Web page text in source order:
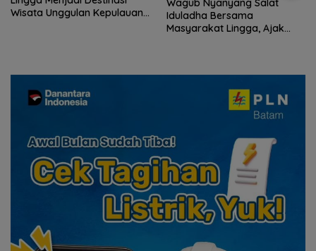
Wisata Unggulan Kepulauan
Wagub Nyanyang Salat
Iduladha Bersama
Masyarakat Lingga, Ajak